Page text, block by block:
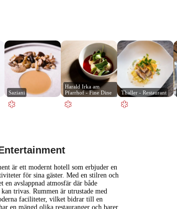
Saziani
Harald Irka am
Pfarrhof - Fine Dine
Thaller - Restaurant
är ett modernt hotell som erbjuder en
för sina gäster. Med en stilren och
en avslappnad atmosfär där både
trivas. Rummen är utrustade med
faciliteter, vilket bidrar till en
en mängd olika restauranger och barer